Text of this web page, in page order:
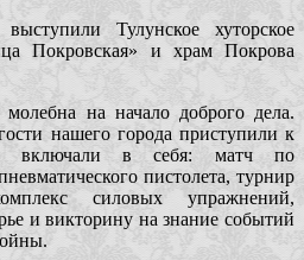
Тулунское хуторское
Покровская» и храм Покрова
на начало доброго дела.
нашего города приступили к
включали в себя: матч по
пистолета, турнир
силовых упражнений,
и викторину на знание событий